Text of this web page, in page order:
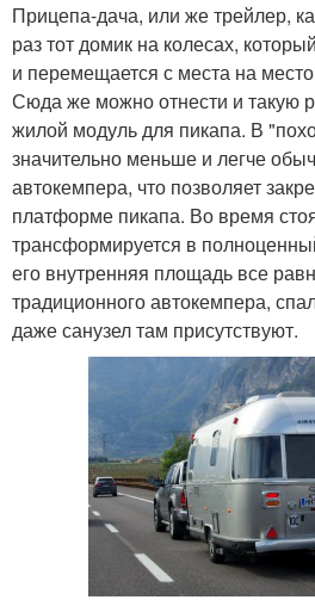
Прицепа-дача, или же трейлер,
раз тот домик на колесах,
и перемещается с места на
Сюда же можно отнести и такую
жилой модуль для пикапа. В
значительно меньше и легче
автокемпера, что позволяет
платформе пикапа. Во время
трансформируется в
его внутренняя площадь все
традиционного автокемпера,
даже санузел там присутствуют.